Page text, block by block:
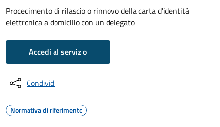
Procedimento di rilascio o rinnovo della carta d'identità
elettronica a domicilio con un delegato
Accedi al servizio
Condividi
Normativa di riferimento